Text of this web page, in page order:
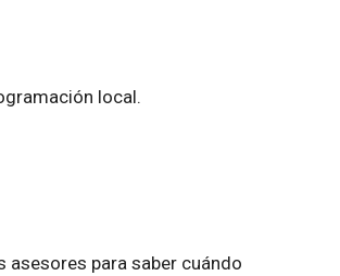
local.
para saber cuándo